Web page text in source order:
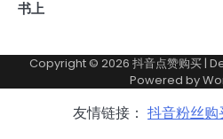
书上
Copyright © 2026 抖音点赞购买|
Powered by
友情链接： 抖音粉丝购